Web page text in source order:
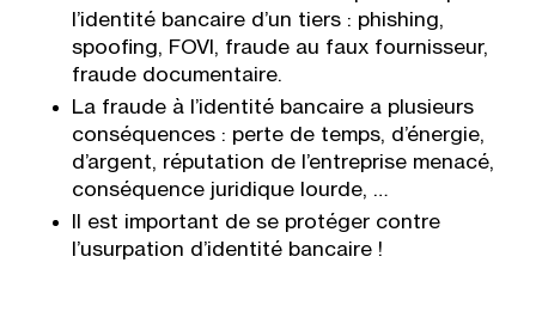
l’identité bancaire d’un tiers : phishing,
spoofing, FOVI, fraude au faux fournisseur,
fraude documentaire.
La fraude à l’identité bancaire a plusieurs
conséquences : perte de temps, d’énergie,
d’argent, réputation de l’entreprise menacé,
conséquence juridique lourde, …
Il est important de se protéger contre
l’usurpation d’identité bancaire !